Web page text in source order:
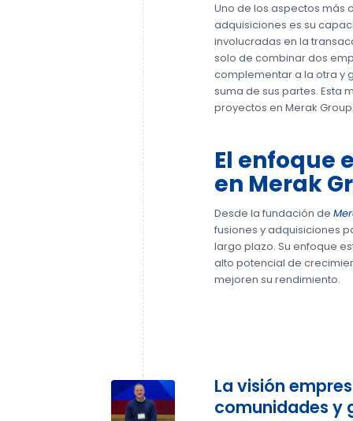
Uno de los aspectos más
adquisiciones es su
involucradas en la
solo de combinar dos
complementar a la otra y
suma de sus partes. Esta
proyectos en Merak
El enfoque
en Merak
Desde la fundación de
fusiones y adquisiciones
largo plazo. Su enfoque
alto potencial de
mejoren su rendimiento.
La visión
comunidades y